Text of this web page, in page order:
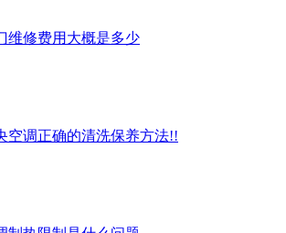
维修费用大概是多少
空调正确的清洗保养方法!!